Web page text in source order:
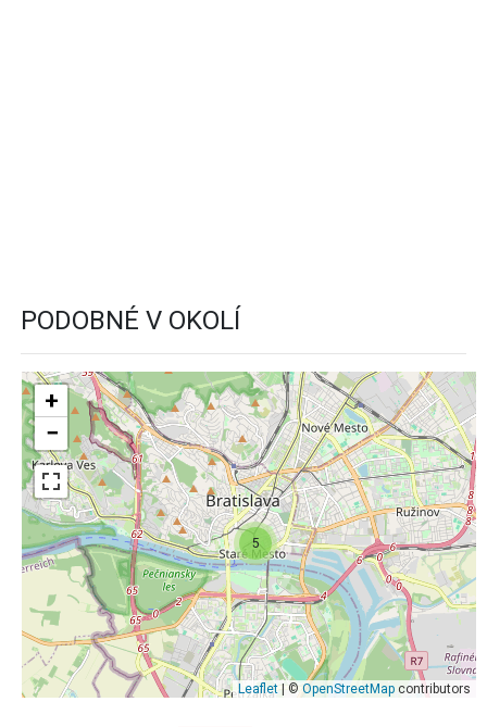
PODOBNÉ V OKOLÍ
5
+
−
Leaflet | ©OpenStreetMap contributors